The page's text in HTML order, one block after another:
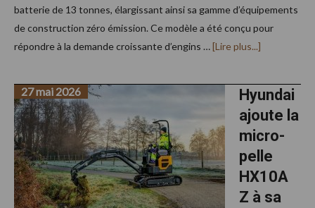
batterie de 13 tonnes, élargissant ainsi sa gamme d’équipements
de construction zéro émission. Ce modèle a été conçu pour
répondre à la demande croissante d’engins …[Lire plus...]
électrique
de
13
tonnes
chez
Hitachi
Hyundai
ajoute la
micro-
pelle
HX10A
Z à sa
27 mai 2026